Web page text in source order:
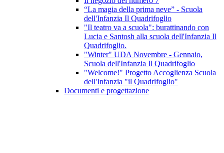
“La magia della prima neve” - Scuola
dell'Infanzia Il Quadrifoglio
"Il teatro va a scuola": burattinando con
Lucia e Santosh alla scuola dell'Infanzia Il
Quadrifoglio.
"Winter" UDA Novembre - Gennaio,
Scuola dell'Infanzia Il Quadrifoglio
"Welcome!" Progetto Accoglienza Scuola
dell'Infanzia "il Quadrifoglio"
Documenti e progettazione